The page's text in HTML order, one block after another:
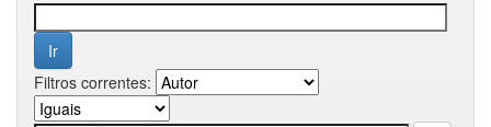
Filtros correntes: